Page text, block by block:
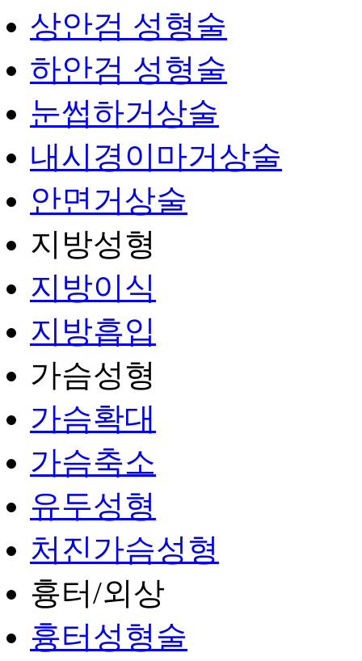
상안검 성형술
하안검 성형술
눈썹하거상술
내시경이마거상술
안면거상술
지방성형
지방이식
지방흡입
가슴성형
가슴확대
가슴축소
유두성형
처진가슴성형
흉터/외상
흉터성형술